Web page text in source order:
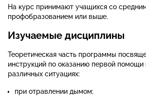
На курс принимают учащихся со
профобразованием или выше.
Изучаемые дисциплины
Теоретическая часть программы
инструкций по оказанию первой
различных ситуациях:
при отравлении дымом;